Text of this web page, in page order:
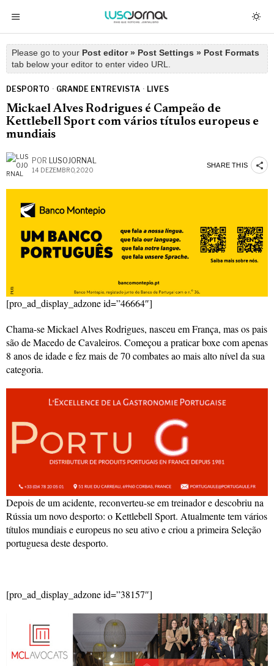
Please go to your Post editor » Post Settings » Post Formats
tab below your editor to enter video URL.
DESPORTO · GRANDE ENTREVISTA · LIVES
Mickael Alves Rodrigues é Campeão de
Kettlebell Sport com vários títulos europeus e
mundiais
POR LUSOJORNAL
14 DEZEMBRO, 2020
SHARE THIS
[pro_ad_display_adzone id=”46664″]
Chama-se Mickael Alves Rodrigues, nasceu em França, mas os pais
são de Macedo de Cavaleiros. Começou a praticar boxe com apenas
8 anos de idade e fez mais de 70 combates ao mais alto nível da sua
categoria.
Depois de um acidente, reconverteu-se em treinador e descobriu na
Rússia um novo desporto: o Kettlebell Sport. Atualmente tem vários
títulos mundiais e europeus no seu ativo e criou a primeira Seleção
portuguesa deste desporto.
[pro_ad_display_adzone id=”38157″]